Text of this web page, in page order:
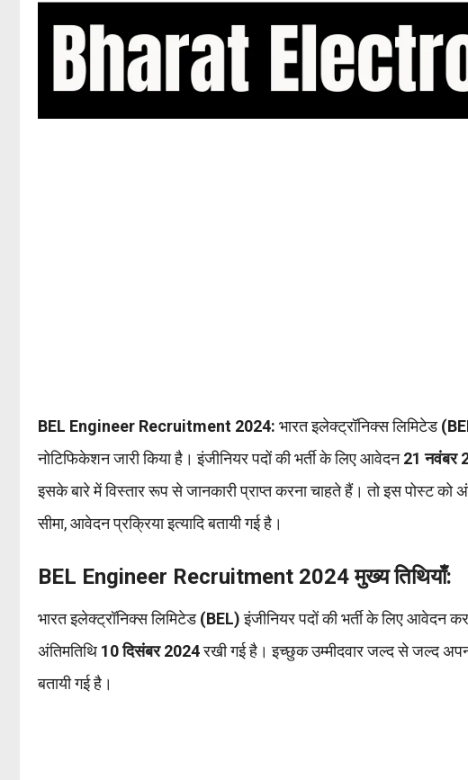
BEL Engineer Recruitment 2024: भारत इलेक्ट्रॉनिक्स लिमिटेड
नोटिफिकेशन जारी किया है। इंजीनियर पदों की भर्ती के लिए आवेदन21 नवंबर
इसके बारे में विस्तार रूप से जानकारी प्राप्त करना चाहते हैं। तो इस पोस्ट
सीमा, आवेदन प्रक्रिया इत्यादि बतायी गई है।
BEL Engineer Recruitment 2024 मुख्य तिथियाँ:
भारत इलेक्ट्रॉनिक्स लिमिटेड(BEL)इंजीनियर पदों की भर्ती के लिए आवेदन
अंतिमतिथि 10 दिसंबर 2024रखी गई है। इच्छुक उम्मीदवार जल्द से जल्द
बतायी गई है।